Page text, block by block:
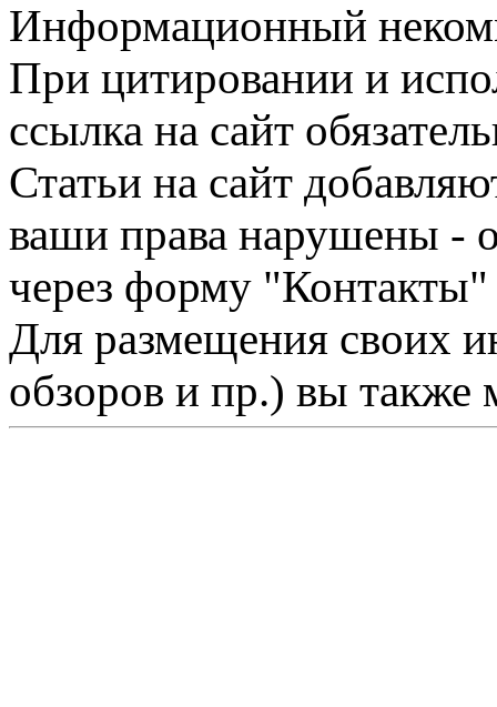
Информационный
При цитировании и
ссылка на сайт
Статьи на сайт
ваши права нарушены -
через форму "Контакты"
Для размещения своих
обзоров и пр.) вы также